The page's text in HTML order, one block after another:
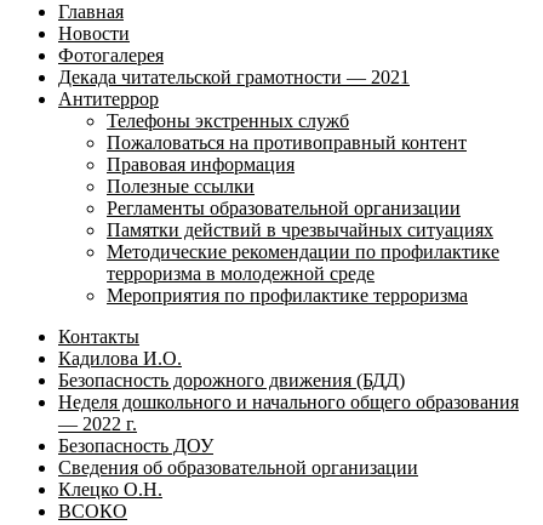
Главная
Новости
Фотогалерея
Декада читательской грамотности — 2021
Антитеррор
Телефоны экстренных служб
Пожаловаться на противоправный контент
Правовая информация
Полезные ссылки
Регламенты образовательной организации
Памятки действий в чрезвычайных ситуациях
Методические рекомендации по профилактике
терроризма в молодежной среде
Мероприятия по профилактике терроризма
Контакты
Кадилова И.О.
Безопасность дорожного движения (БДД)
Неделя дошкольного и начального общего образования
— 2022 г.
Безопасность ДОУ
Сведения об образовательной организации
Клецко О.Н.
ВСОКО